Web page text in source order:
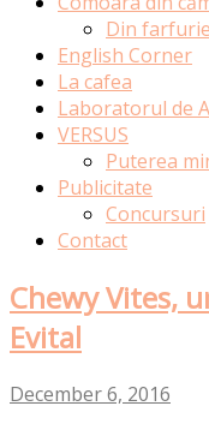
Din farfurie
English Corner
La cafea
Laboratorul de
VERSUS
Puterea
Publicitate
Concursuri
Contact
Chewy Vites,
Evital
December 6, 2016